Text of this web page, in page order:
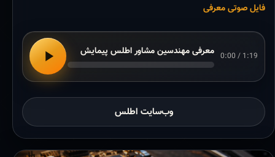
فایل صوتی معرفی
0:00 / 1:19 معرفی مهندسین مشاور اطلس پیمایش
وب‌سایت اطلس